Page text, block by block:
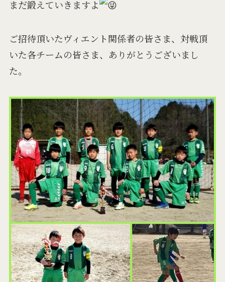
まだ鍛えていきますよ
ご招待頂いたヴィエント関係者の皆さま、対戦頂
いた各チームの皆さま、ありがとうございまし
た。